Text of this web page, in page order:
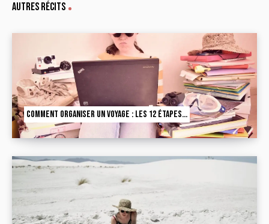
Autres récits
Comment organiser un voyage : les 12 étapes…